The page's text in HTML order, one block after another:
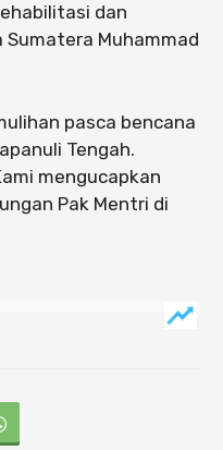
dan
Muhammad
pasca bencana
Tengah.
mengucapkan
Pak Mentri di